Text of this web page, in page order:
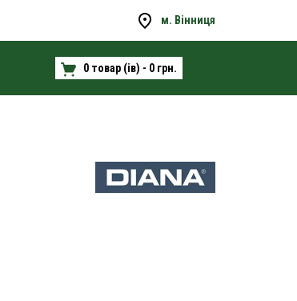
м. Вінниця
0 товар (ів) - 0 грн.